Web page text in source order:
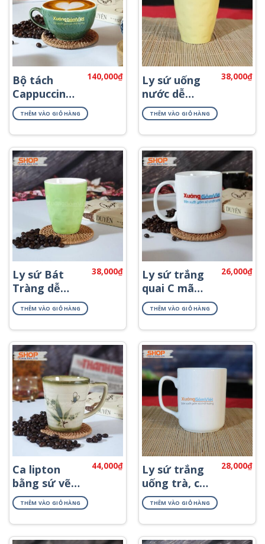
Bộ tách
Cappuccino
và đĩa lót
CSM-M68
140,000₫
THÊM VÀO GIỎ HÀNG
Ly sứ uống
nước dễ
thương
CSM-M26.10
38,000₫
THÊM VÀO GIỎ HÀNG
Ly sứ Bát
Tràng dễ
thương
CSM-M26.8
38,000₫
THÊM VÀO GIỎ HÀNG
Ly sứ trắng
quai C mã
CST-M01
26,000₫
THÊM VÀO GIỎ HÀNG
Ca lipton
bằng sứ vẽ
tay đẹp
CSM-M65
44,000₫
THÊM VÀO GIỎ HÀNG
Ly sứ trắng
uống trà, cà
phê CST-M54
28,000₫
THÊM VÀO GIỎ HÀNG